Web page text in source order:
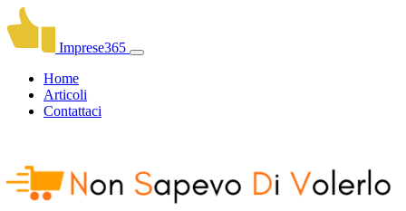
Imprese365
Home
Articoli
Contattaci